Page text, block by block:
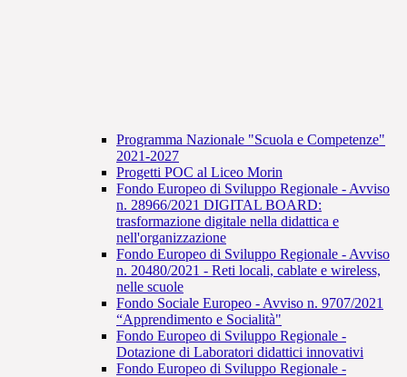
Programma Nazionale "Scuola e Competenze"
2021-2027
Progetti POC al Liceo Morin
Fondo Europeo di Sviluppo Regionale - Avviso
n. 28966/2021 DIGITAL BOARD:
trasformazione digitale nella didattica e
nell'organizzazione
Fondo Europeo di Sviluppo Regionale - Avviso
n. 20480/2021 - Reti locali, cablate e wireless,
nelle scuole
Fondo Sociale Europeo - Avviso n. 9707/2021
“Apprendimento e Socialità"
Fondo Europeo di Sviluppo Regionale -
Dotazione di Laboratori didattici innovativi
Fondo Europeo di Sviluppo Regionale -